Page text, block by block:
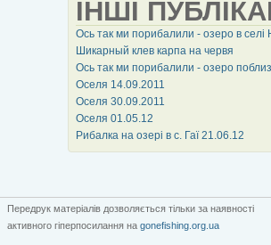
ІНШІ
Ось так ми порибалили - озеро в селі
Шикарный клев карпа на червя
Ось так ми порибалили - озеро
Оселя 14.09.2011
Оселя 30.09.2011
Оселя 01.05.12
Рибалка на озері в с. Гаї 21.06.12
Передрук матеріалів дозволяється тільки за наявності
активного гіперпосилання на gonefishing.org.ua